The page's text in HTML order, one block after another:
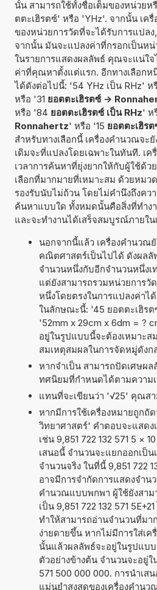
นั้น สามารถใช้ทั้งชื่อเต็มของหน่วยห
ตตะเฮิรตซ์' หรือ 'YHz'. จากนั้น เค
ของหน่วยการวัดที่จะได้รับการแปล
จากนั้น มันจะแปลงค่าที่กรอกเป็นห
ในรายการแสดงผลลัพธ์ คุณจะแน่ใ
ค่าที่คุณหาตั้งแต่แรก. อีกทางเลือกห
ได้ดังต่อไปนี้: '54 YHz เป็น RHz' ห
หรือ '31 ยอตตะเฮิรตซ์ ->
หรือ '84 ยอตตะเฮิรตซ์ เป็น RHz' ห
Ronnahertz' หรือ '15 ยอตตะเฮิร
สำหรับทางเลือกนี้ เครื่องคำนวณจะ
เดิมจะที่แปลงโดยเฉพาะในทันที. เ
เวลาการค้นหาที่ยุ่งยากให้กับผู้ใช้ด้ว
เลือกที่มากมายที่เหมาะสม ด้วยหม
รองรับนับไม่ถ้วน โดยไม่คำนึงถึงคว
ค้นหาแบบใด ทั้งหมดนั้นคือสิ่งที่ทำง
และจะทำงานได้เสร็จสมบูรณ์ภายใน
นอกจากนี้แล้ว เครื่องคำนวณ
คณิตศาสตร์เป็นไปได้ ดังผลลั
จำนวนหนึ่งกับอีกจำนวนหนึ่ง
แต่ยังสามารถรวมหน่วยการ
หนึ่งโดยตรงในการแปลงค่าไ
ในลักษณะนี้: '45 ยอตตะเฮิรต
'52mm x 29cm x 6dm = ?
อยู่ในรูปแบบนี้จะต้องเหมาะส
สมเหตุสมผลในการจัดหมู่ดังก
หากจำเป็น สามารถปัดเศษผ
ทศนิยมที่กำหนดได้ตามความ
แทนที่จะเขียนว่า '√25' คุณส
หากมีการใช้เครื่องหมายถูก
วิทยาศาสตร์' คำตอบจะแสดง
เช่น 9,851 722 132 571 5 × 10
เสนอนี้ จำนวนจะแยกออกเป็น
จำนวนจริง ในที่นี้ 9,851 722
อาจมีการจำกัดการแสดงจำน
คำนวณแบบพกพา ผู้ใช้ยังสาม
เป็น 9,851 722 132 571
ทำให้สามารถอ่านจำนวนที่มา
ง่ายดายขึ้น หากไม่มีการใส่เ
นั้นแล้วผลลัพธ์จะอยู่ในรูปแบ
ตัวอย่างข้างต้น จำนวนจะอยู่ใ
571 500 000 000. การนำเ
แม่นยำสูงสุดของเครื่องคำน